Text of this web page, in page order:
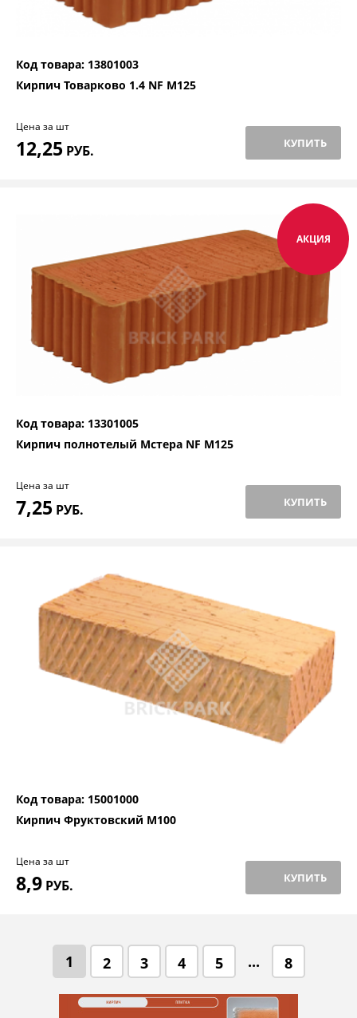
Код товара: 13801003
Кирпич Товарково 1.4 NF M125
Цена за шт
12,25 РУБ. КУПИТЬ
АКЦИЯ
Код товара: 13301005
Кирпич полнотелый Мстера NF М125
Цена за шт
7,25 РУБ. КУПИТЬ
Код товара: 15001000
Кирпич Фруктовский М100
Цена за шт
8,9 РУБ. КУПИТЬ
1 2 3 4 5 ... 8